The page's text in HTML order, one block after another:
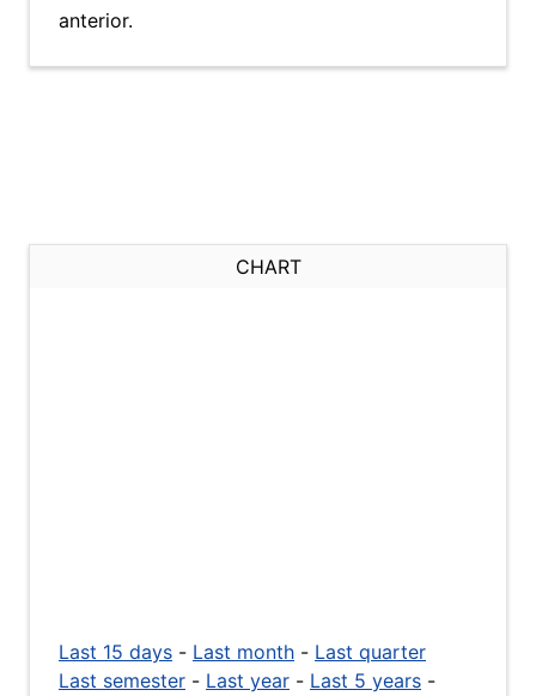
anterior.
CHART
Last 15 days - Last month - Last quarter
Last semester - Last year - Last 5 years -